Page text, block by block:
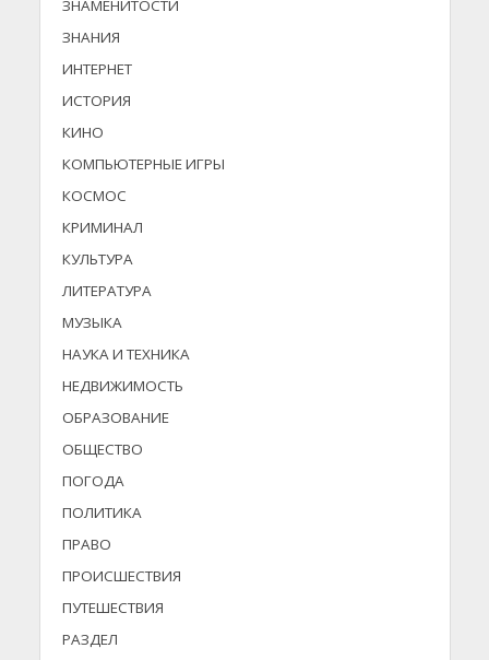
ЗНАМЕНИТОСТИ
ЗНАНИЯ
ИНТЕРНЕТ
ИСТОРИЯ
КИНО
КОМПЬЮТЕРНЫЕ ИГРЫ
КОСМОС
КРИМИНАЛ
КУЛЬТУРА
ЛИТЕРАТУРА
МУЗЫКА
НАУКА И ТЕХНИКА
НЕДВИЖИМОСТЬ
ОБРАЗОВАНИЕ
ОБЩЕСТВО
ПОГОДА
ПОЛИТИКА
ПРАВО
ПРОИСШЕСТВИЯ
ПУТЕШЕСТВИЯ
РАЗДЕЛ